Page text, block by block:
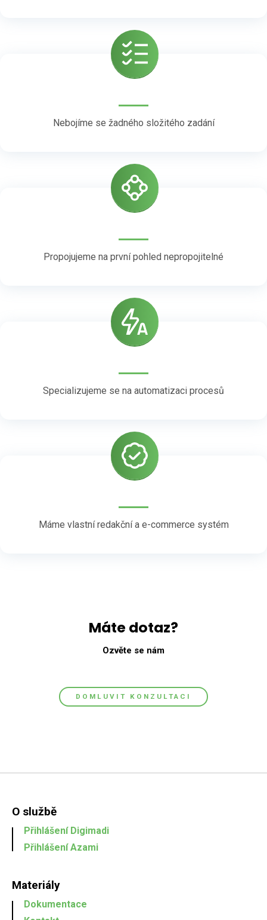
Nebojíme se žadného složitého zadání
Propojujeme na první pohled nepropojitelné
Specializujeme se na automatizaci procesů
Máme vlastní redakční a e-commerce systém
Máte dotaz?
Ozvěte se nám
DOMLUVIT KONZULTACI
O službě
Přihlášení Digimadi
Přihlášení Azami
Materiály
Dokumentace